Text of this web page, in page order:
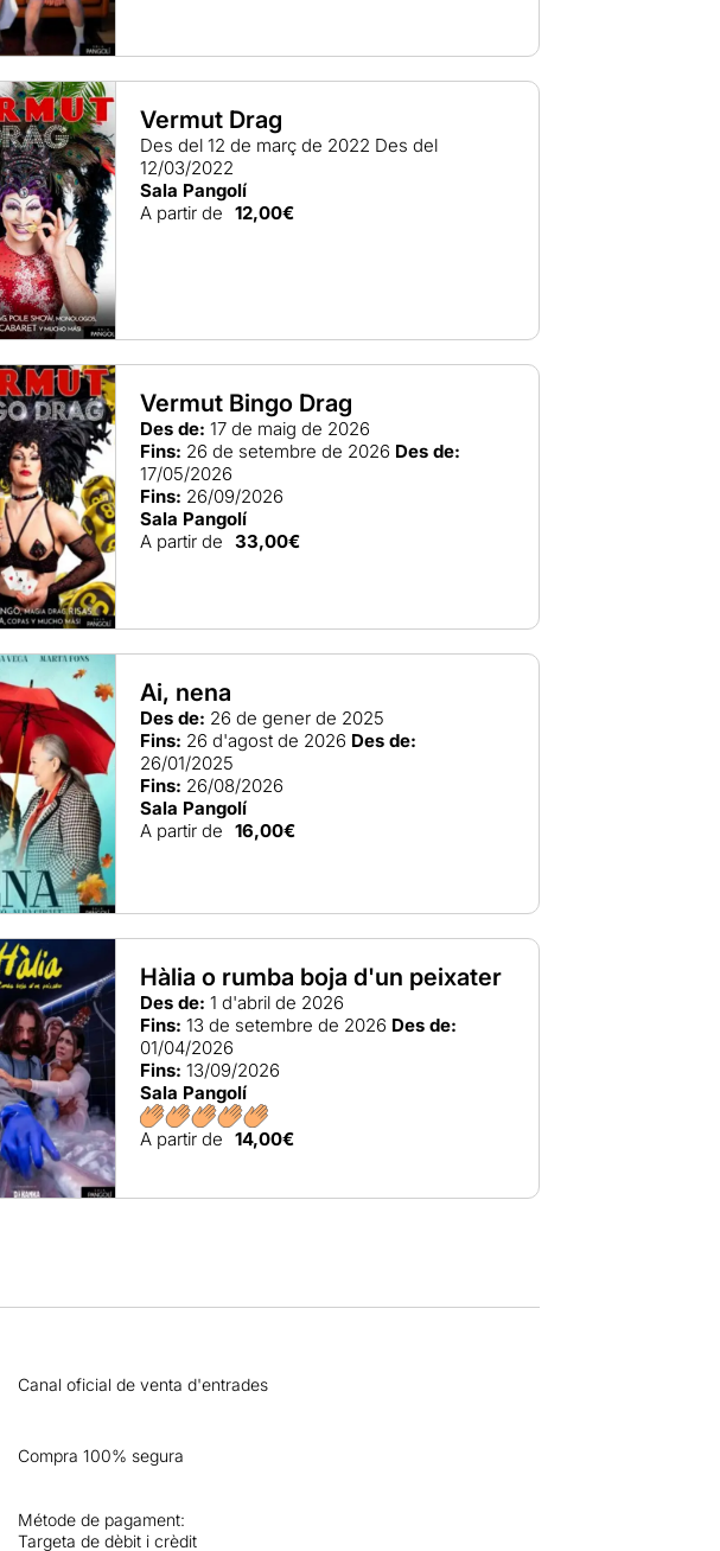
Vermut Drag
Des del 12 de març de 2022 Des del
12/03/2022
Sala Pangolí
A partir de 12,00€
Vermut Bingo Drag
Des de: 17 de maig de 2026
Fins: 26 de setembre de 2026 Des de:
17/05/2026
Fins: 26/09/2026
Sala Pangolí
A partir de 33,00€
Ai, nena
Des de: 26 de gener de 2025
Fins: 26 d'agost de 2026 Des de:
26/01/2025
Fins: 26/08/2026
Sala Pangolí
A partir de 16,00€
Hàlia o rumba boja d'un peixater
Des de: 1 d'abril de 2026
Fins: 13 de setembre de 2026 Des de:
01/04/2026
Fins: 13/09/2026
Sala Pangolí
A partir de 14,00€
Canal oficial de venta d'entrades
Compra 100% segura
Métode de pagament:
Targeta de dèbit i crèdit